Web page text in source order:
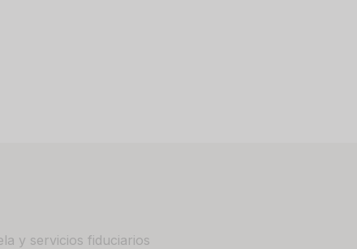
y servicios fiduciarios